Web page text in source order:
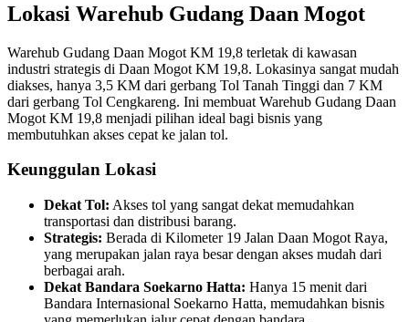
Lokasi Warehub Gudang Daan Mogot
Warehub Gudang Daan Mogot KM 19,8 terletak di kawasan
industri strategis di Daan Mogot KM 19,8. Lokasinya sangat mudah
diakses, hanya 3,5 KM dari gerbang Tol Tanah Tinggi dan 7 KM
dari gerbang Tol Cengkareng. Ini membuat Warehub Gudang Daan
Mogot KM 19,8 menjadi pilihan ideal bagi bisnis yang
membutuhkan akses cepat ke jalan tol.
Keunggulan Lokasi
Dekat Tol: Akses tol yang sangat dekat memudahkan
transportasi dan distribusi barang.
Strategis: Berada di Kilometer 19 Jalan Daan Mogot Raya,
yang merupakan jalan raya besar dengan akses mudah dari
berbagai arah.
Dekat Bandara Soekarno Hatta: Hanya 15 menit dari
Bandara Internasional Soekarno Hatta, memudahkan bisnis